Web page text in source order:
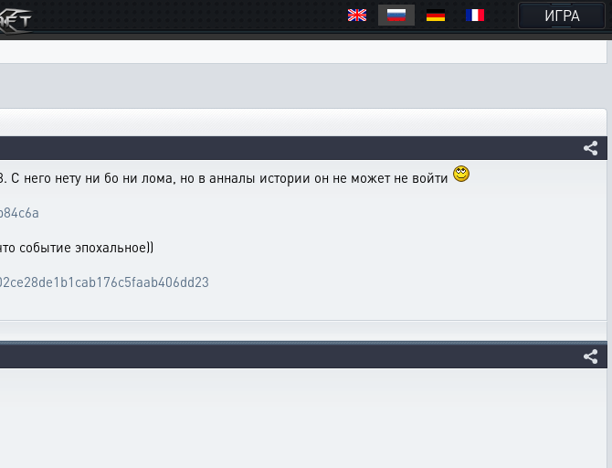
ИГРА
С него нету ни бо ни лома, но в анналы истории он не может не войти
событие эпохальное))